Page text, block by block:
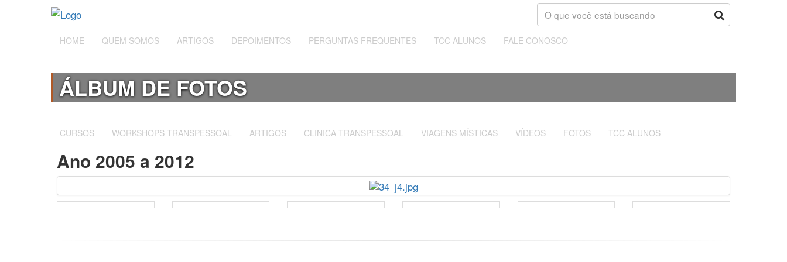
HOME QUEM SOMOS ARTIGOS DEPOIMENTOS PERGUNTAS FREQUENTES TCC ALUNOS FALE CONOSCO
ÁLBUM DE FOTOS
CURSOS WORKSHOPS TRANSPESSOAL ARTIGOS CLINICA TRANSPESSOAL VIAGENS MÍSTICAS VÍDEOS FOTOS TCC ALUNOS
Ano 2005 a 2012